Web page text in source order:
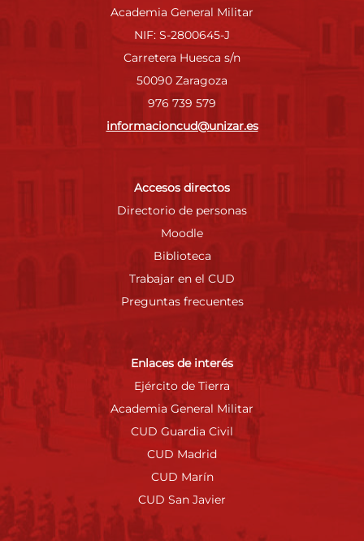
Academia General Militar
NIF: S-2800645-J
Carretera Huesca s/n
50090 Zaragoza
976 739 579
informacioncud@unizar.es
Accesos directos
Directorio de personas
Moodle
Biblioteca
Trabajar en el CUD
Preguntas frecuentes
Enlaces de interés
Ejército de Tierra
Academia General Militar
CUD Guardia Civil
CUD Madrid
CUD Marín
CUD San Javier